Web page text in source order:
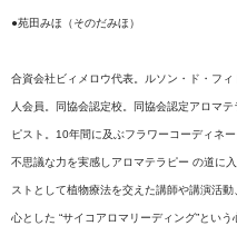
●苑田みほ（そのだみほ）
合資会社ビィメロウ代表。ルソン・ド・フ
人会員。同協会認定校。同協会認定アロマ
ピスト。10年間に及ぶフラワーコーディネ
不思議な力を実感しアロマテラピー の道に
ストとして植物療法を交えた講師や講演活
心とした “サイコアロマリーディング”とい